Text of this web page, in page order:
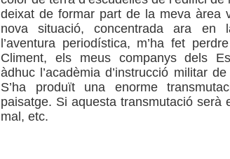
deixat de formar part de la meva àrea
nova situació, concentrada ara
l’aventura periodística, m’ha fet
Climent, els meus companys dels
àdhuc l’acadèmia d’instrucció militar
S’ha produït una enorme
paisatge. Si aquesta transmutació serà
mal, etc.